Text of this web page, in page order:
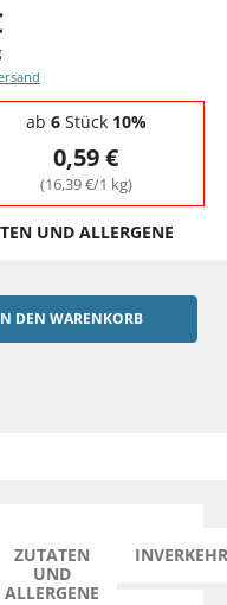
ab 6Stück 10%
0,59 €
(16,39 €/1 kg)
UND ALLERGENE
DEN WARENKORB
ZUTATEN
UND
ALLERGENE